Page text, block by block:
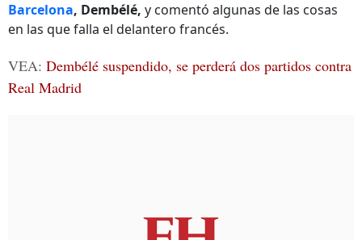
Barcelona, Dembélé, y comentó algunas de las cosas
en las que falla el delantero francés.
VEA: Dembélé suspendido, se perderá dos partidos contra
Real Madrid